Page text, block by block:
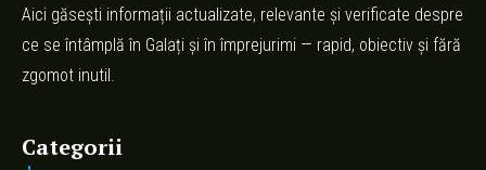
Aici găsești informații actualizate, relevante și verificate despre
ce se întâmplă în Galați și în împrejurimi — rapid, obiectiv și fără
zgomot inutil.
Categorii